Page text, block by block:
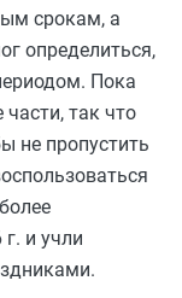
срокам, а
определиться,
Пока
так что
не пропустить
и учли